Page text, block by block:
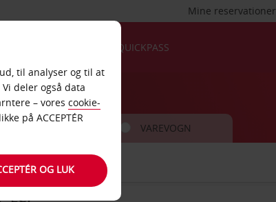
Mine reservationer
QUICKPASS
BIL VAREVOGN
FRA
til analyser og til at
deler også data
– vores cookie-
på ACCEPTÉR
OG LUK